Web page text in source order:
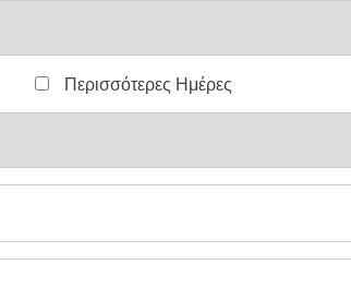
Περισσότερες Ημέρες